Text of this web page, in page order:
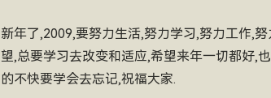
新年了,2009,要努力生活,努力学习,努力工作,
望,总要学习去改变和适应,希望来年一切都好,
的不快要学会去忘记,祝福大家.